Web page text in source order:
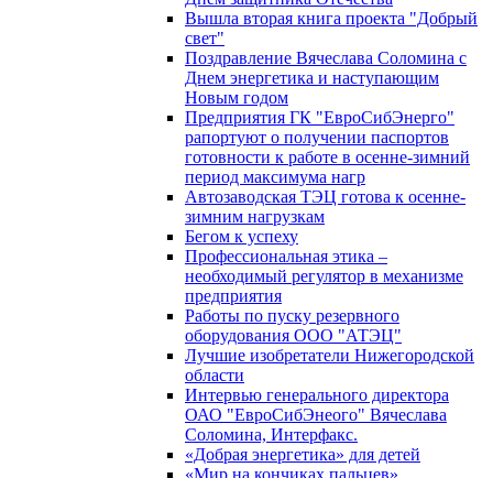
Вышла вторая книга проекта "Добрый
свет"
Поздравление Вячеслава Соломина с
Днем энергетика и наступающим
Новым годом
Предприятия ГК "ЕвроСибЭнерго"
рапортуют о получении паспортов
готовности к работе в осенне-зимний
период максимума нагр
Автозаводская ТЭЦ готова к осенне-
зимним нагрузкам
Бегом к успеху
Профессиональная этика –
необходимый регулятор в механизме
предприятия
Работы по пуску резервного
оборудования ООО "АТЭЦ"
Лучшие изобретатели Нижегородской
области
Интервью генерального директора
ОАО "ЕвроСибЭнеого" Вячеслава
Соломина, Интерфакс.
«Добрая энергетика» для детей